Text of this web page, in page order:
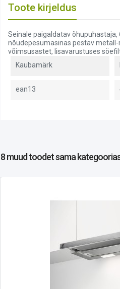
Toote kirjeldus
Seinale paigaldatav
nõudepesumasinas pestav metall-
võimsusastet, lisavarustuses
Kaubamärk
ean13
8 muud toodetsama